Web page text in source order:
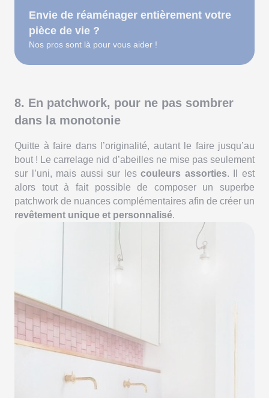
Envie de réaménager entièrement votre
pièce de vie ?
Nos pros sont là pour vous aider !
8. En patchwork, pour ne pas sombrer
dans la monotonie
Quitte à faire dans l’originalité, autant le faire jusqu’au
bout ! Le carrelage nid d’abeilles ne mise pas seulement
sur l’uni, mais aussi sur lescouleurs assorties. Il est
alors tout à fait possible de composer un superbe
patchwork de nuances complémentaires afin de créer un
revêtement unique et personnalisé.